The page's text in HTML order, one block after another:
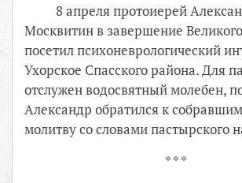
8 апреля протоиерей
Москвитин в завершение
посетил психоневрологический
Ухорское Спасского района. Для
отслужен водосвятный молебен,
Александр обратился к
молитву со словами пастырского
* * *